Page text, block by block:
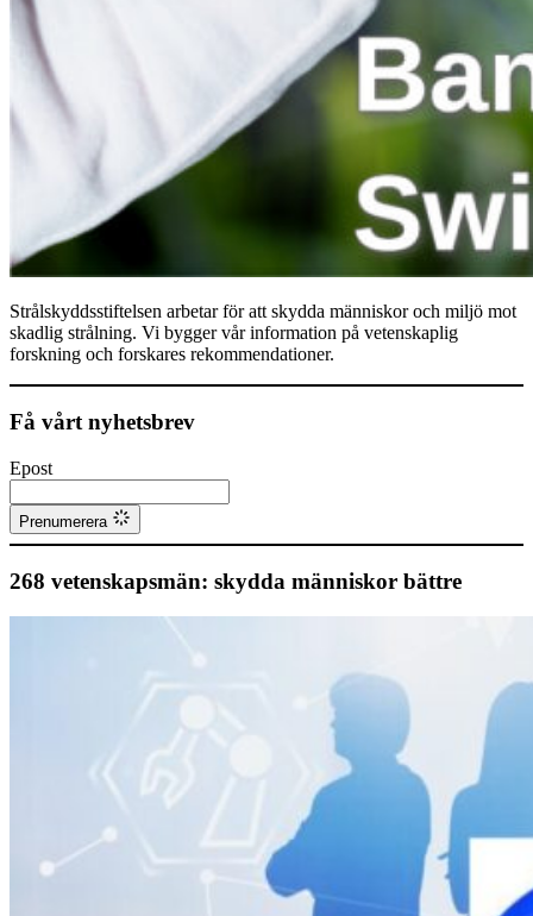
Strålskyddsstiftelsen arbetar för att skydda människor och miljö mot
skadlig strålning. Vi bygger vår information på vetenskaplig
forskning och forskares rekommendationer.
Få vårt nyhetsbrev
Epost
Prenumerera
268 vetenskapsmän: skydda människor bättre